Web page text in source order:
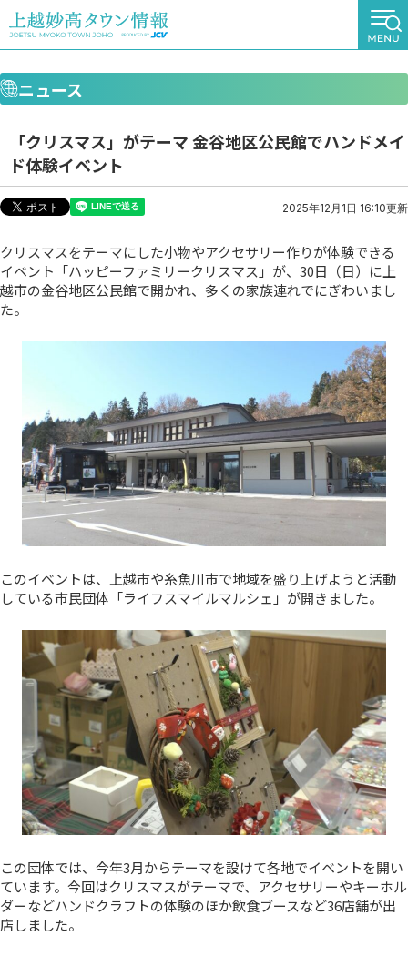
ニュース
「クリスマス」がテーマ 金谷地区公民館でハンドメイ
ド体験イベント
2025年12月1日 16:10更新
クリスマスをテーマにした小物やアクセサリー作りが体験できる
イベント「ハッピーファミリークリスマス」が、30日（日）に上
越市の金谷地区公民館で開かれ、多くの家族連れでにぎわいまし
た。
このイベントは、上越市や糸魚川市で地域を盛り上げようと活動
している市民団体「ライフスマイルマルシェ」が開きました。
この団体では、今年3月からテーマを設けて各地でイベントを開い
ています。今回はクリスマスがテーマで、アクセサリーやキーホル
ダーなどハンドクラフトの体験のほか飲食ブースなど36店舗が出
店しました。